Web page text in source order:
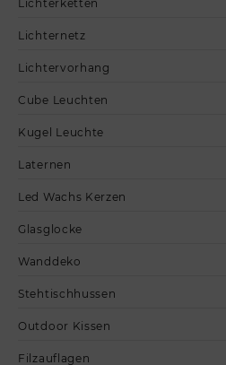
Lichterketten
Lichternetz
Lichtervorhang
Cube Leuchten
Kugel Leuchte
Laternen
Led Wachs Kerzen
Glasglocke
Wanddeko
Stehtischhussen
Outdoor Kissen
Filzauflagen